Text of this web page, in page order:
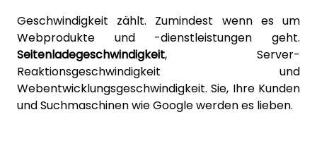
Geschwindigkeit zählt. Zumindest wenn es um
Webprodukte und -dienstleistungen geht.
Seitenladegeschwindigkeit, Server-
Reaktionsgeschwindigkeit und
Webentwicklungsgeschwindigkeit. Sie, Ihre Kunden
und Suchmaschinen wie Google werden es lieben.